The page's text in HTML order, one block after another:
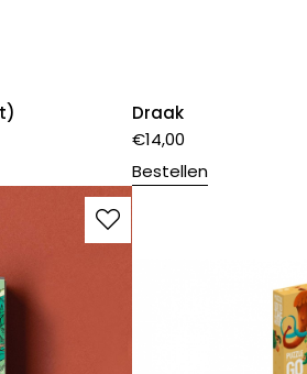
Draak
€14,00
Bestellen